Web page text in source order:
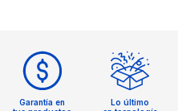
Garantía en
Lo último